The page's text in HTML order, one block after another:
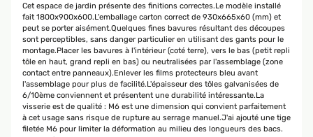
Cet espace de jardin présente des finitions correctes.Le modèle installé
fait 1800x900x600.L'emballage carton correct de 930x665x60 (mm) et
peut se porter aisément.Quelques fines bavures résultant des découpes
sont perceptibles, sans danger particulier en utilisant des gants pour le
montage.Placer les bavures à l'intérieur (coté terre), vers le bas (petit repli
tôle en haut, grand repli en bas) ou neutralisées par l'assemblage (zone
contact entre panneaux).Enlever les films protecteurs bleu avant
l'assemblage pour plus de facilité.L'épaisseur des tôles galvanisées de
6/10ème conviennent et présentent une durabilité intéressante.La
visserie est de qualité : M6 est une dimension qui convient parfaitement
à cet usage sans risque de rupture au serrage manuel.J'ai ajouté une tige
filetée M6 pour limiter la déformation au milieu des longueurs des bacs.